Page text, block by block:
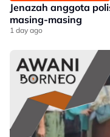
Jenazah anggota
masing-masing
1 day ago